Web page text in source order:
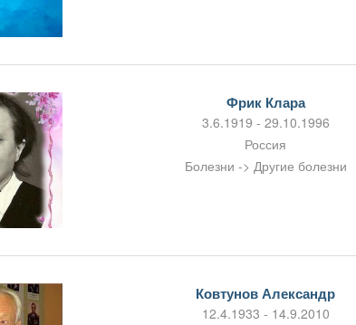
Фрик Клара
3.6.1919 - 29.10.1996
Россия
Болезни -> Другие болезни
Ковтунов Александр
12.4.1933 - 14.9.2010